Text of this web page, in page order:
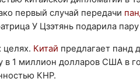
первый случай передачи
У Цзэтянь подарила
целях. Китай предлагает панд
1 миллион долларов США в
КНР.